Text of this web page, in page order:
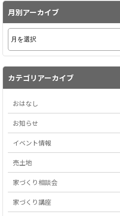
月別アーカイブ
カテゴリアーカイブ
おはなし
お知らせ
イベント情報
売土地
家づくり相談会
家づくり講座